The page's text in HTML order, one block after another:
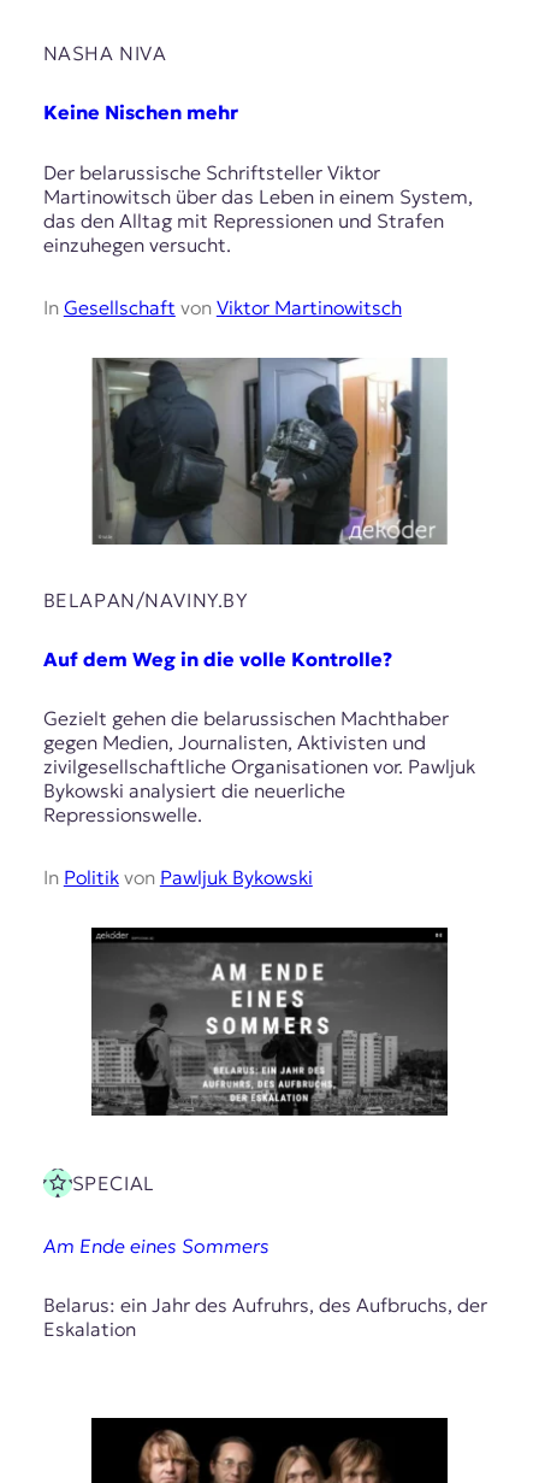
NASHA NIVA
Keine Nischen mehr
Der belarussische Schriftsteller Viktor
Martinowitsch über das Leben in einem System,
das den Alltag mit Repressionen und Strafen
einzuhegen versucht.
In Gesellschaft von Viktor Martinowitsch
BELAPAN/NAVINY.BY
Auf dem Weg in die volle Kontrolle?
Gezielt gehen die belarussischen Machthaber
gegen Medien, Journalisten, Aktivisten und
zivilgesellschaftliche Organisationen vor. Pawljuk
Bykowski analysiert die neuerliche
Repressionswelle.
In Politikvon Pawljuk Bykowski
SPECIAL
Am Ende eines Sommers
Belarus: ein Jahr des Aufruhrs, des Aufbruchs, der
Eskalation